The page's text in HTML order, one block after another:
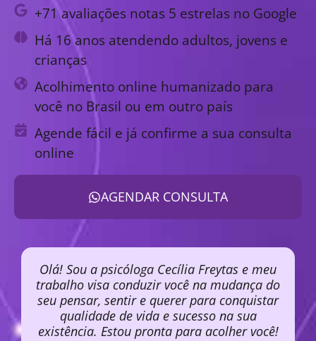
+71 avaliações notas 5 estrelas no Google
Há 16 anos atendendo adultos, jovens e
crianças
Acolhimento online humanizado para
você no Brasil ou em outro país
Agende fácil e já confirme a sua consulta
online
AGENDAR CONSULTA
Olá! Sou a psicóloga Cecília Freytas e meu
trabalho visa conduzir você na mudança do
seu pensar, sentir e querer para conquistar
qualidade de vida e sucesso na sua
existência. Estou pronta para acolher você!